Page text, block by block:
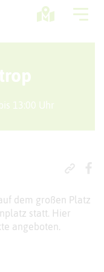
13:00 Uhr
dem großen Platz
statt. Hier
angeboten.